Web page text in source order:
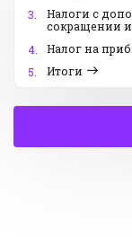
3.
Налоги с
сокращении
4.
Налог на
5.
Итоги